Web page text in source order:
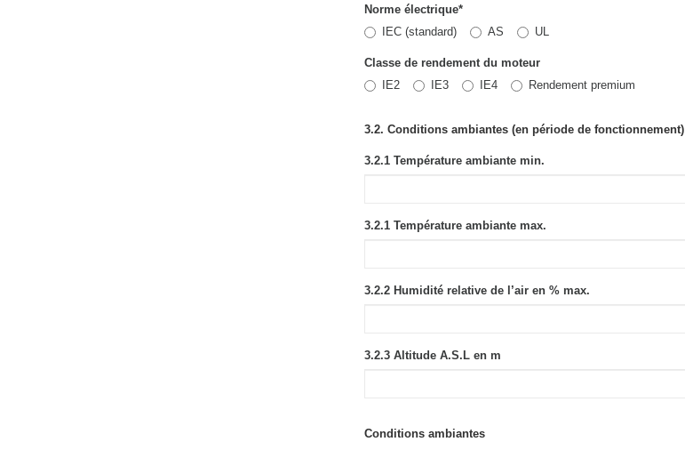
Norme électrique*
IEC (standard)
AS UL
Classe de rendement du moteur
IE2
IE3 IE4 Rendement premium
3.2. Conditions ambiantes (en période de fonctionnement)
3.2.1 Température ambiante min.
3.2.1 Température ambiante max.
3.2.2 Humidité relative de l’air en % max.
3.2.3 Altitude A.S.L en m
Conditions ambiantes